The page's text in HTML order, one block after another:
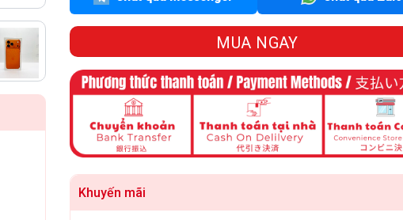
MUA NGAY
Khuyến mãi